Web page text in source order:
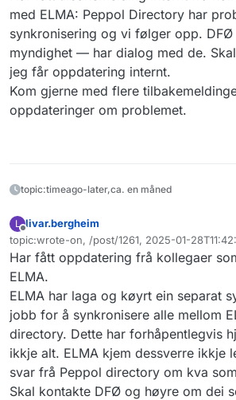
med ELMA: Peppol Directory har
synkronisering og vi følger opp.
myndighet — har dialog med de.
jeg får oppdatering internt.
Kom gjerne med flere
oppdateringer om problemet.
topic:timeago-later,ca. en måned
L
Frakoblet
livar.bergheim
topic:wrote-on, /post/1261, 2025-01-
Sist endret av
Har fått oppdatering frå kollegaer
ELMA.
ELMA har laga og køyrt ein separat
jobb for å synkronisere alle mellom
directory. Dette har forhåpentlegvis
ikkje alt. ELMA kjem dessverre ikkje
svar frå Peppol directory om kva
Skal kontakte DFØ og høyre om dei